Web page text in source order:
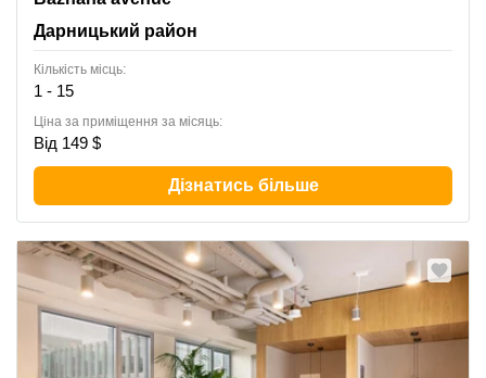
Дарницький район
Кількість місць:
1 - 15
Ціна за приміщення за місяць:
Від 149 $
Дізнатись більше